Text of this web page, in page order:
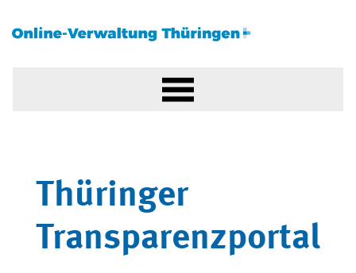
Thüringer
Transparenzportal